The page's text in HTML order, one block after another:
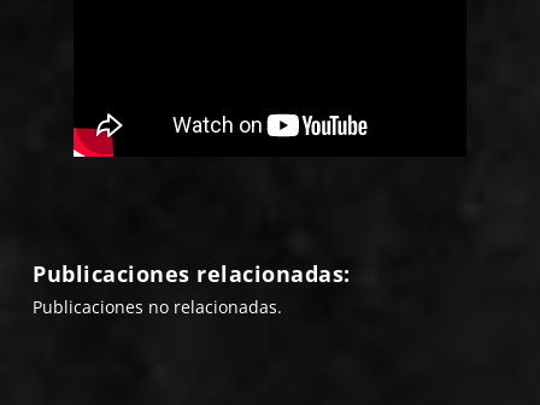
Publicaciones relacionadas:
Publicaciones no relacionadas.